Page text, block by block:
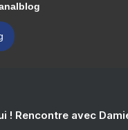
! Rencontre avec